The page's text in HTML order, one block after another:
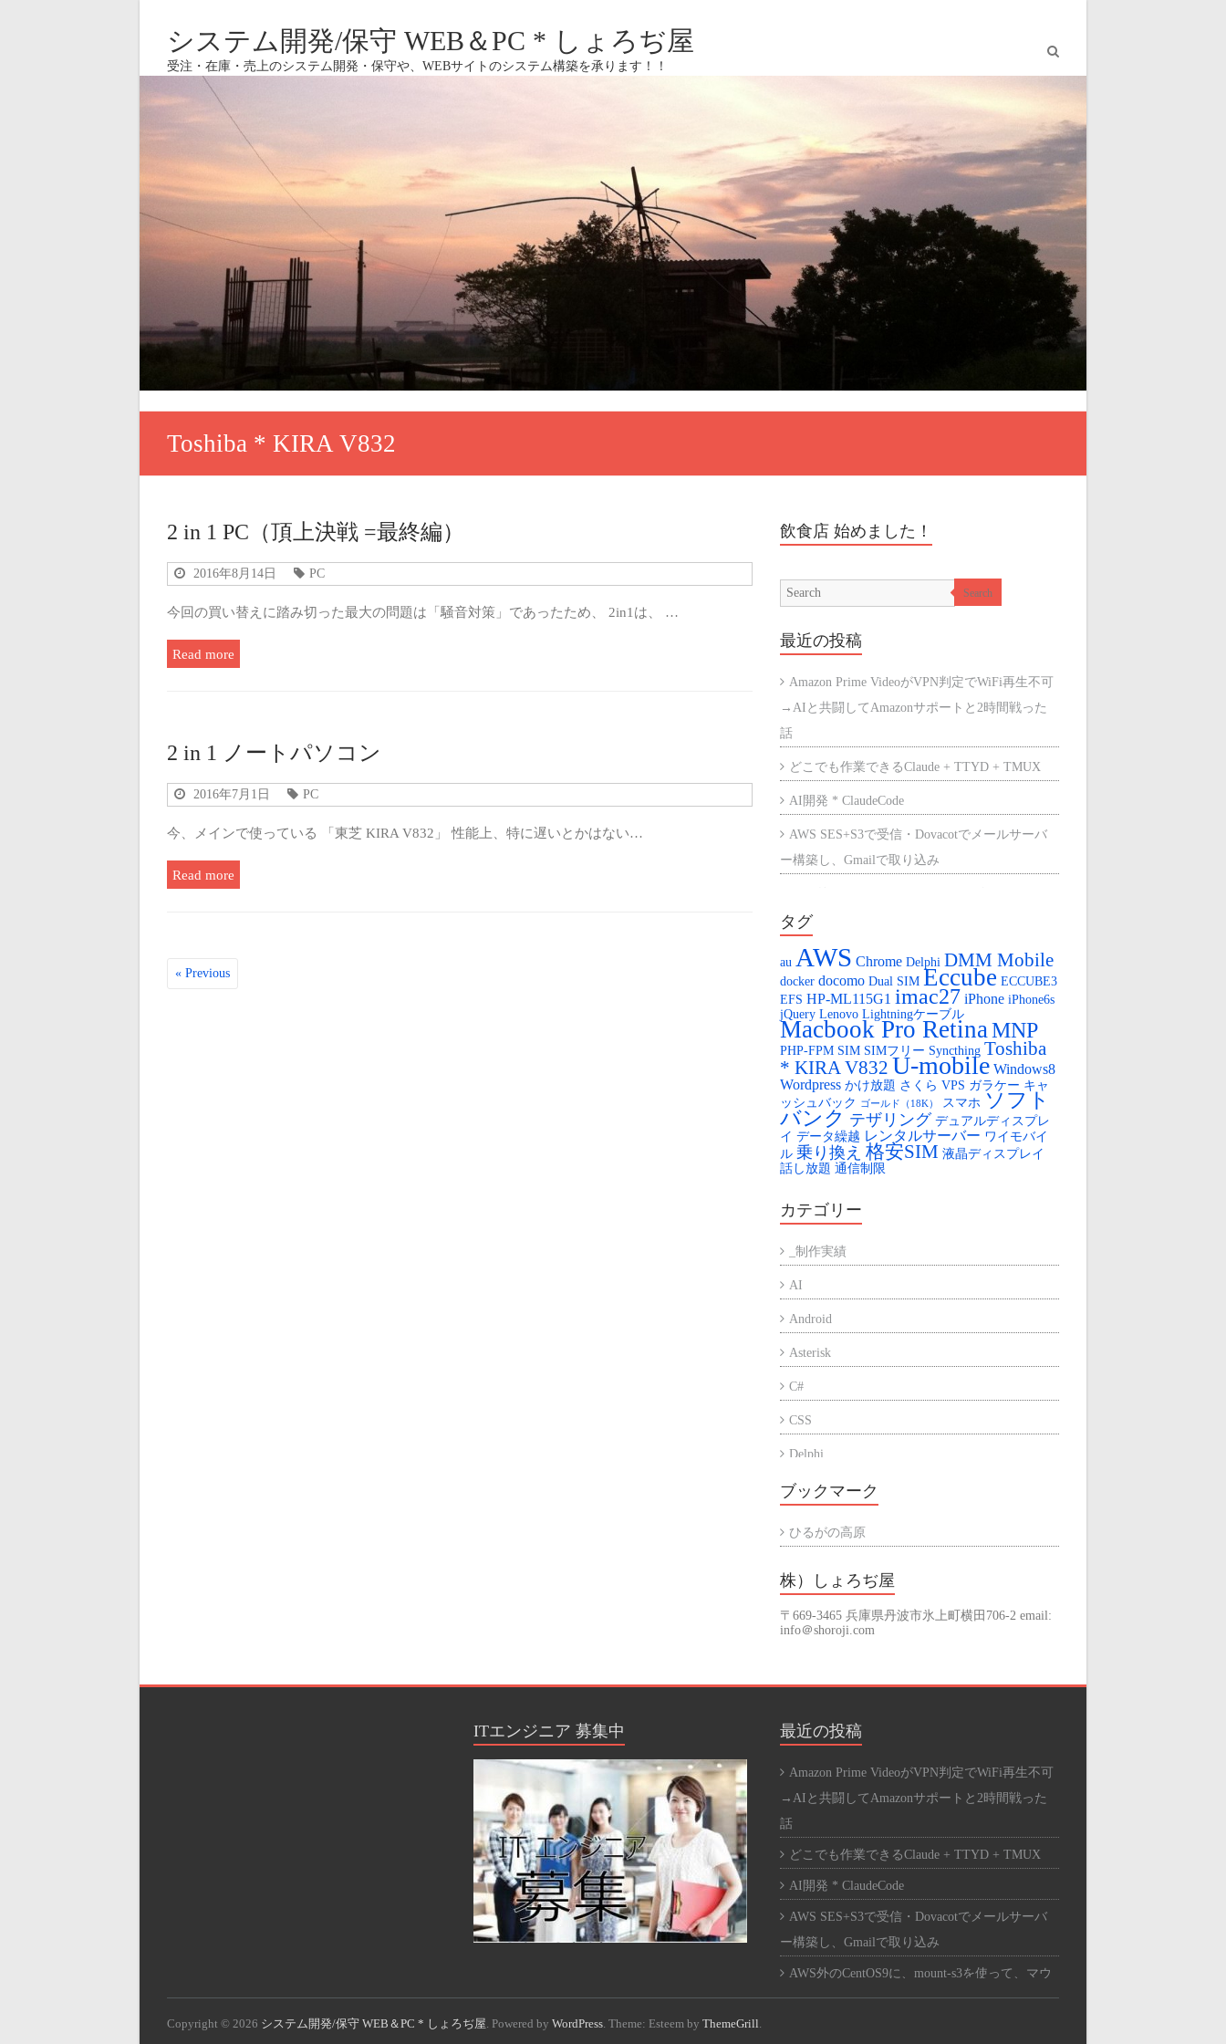
システム開発/保守 WEB＆PC * しょろぢ屋
受注・在庫・売上のシステム開発・保守や、WEBサイトのシステム構築を承ります！！
Toshiba * KIRA V832
2 in 1 PC（頂上決戦 =最終編）
2016年8月14日 PC
今回の買い替えに踏み切った最大の問題は「騒音対策」であったため、 2in1は、 …
Read more
2 in 1 ノートパソコン
2016年7月1日 PC
今、メインで使っている 「東芝 KIRA V832」 性能上、特に遅いとかはない…
Read more
« Previous
飲食店 始めました！
Search
最近の投稿
Amazon Prime VideoがVPN判定でWiFi再生不可
→AIと共闘してAmazonサポートと2時間戦った
話
どこでも作業できるClaude + TTYD + TMUX
AI開発 * ClaudeCode
AWS SES+S3で受信・Dovacotでメールサーバ
ー構築し、Gmailで取り込み
ントする。
楽天ひかり（クロスパスとPPPoEで冗長化）
Kagoya Cloud VPSの盲点（AWSからの移行）
KAGOYA Cloud VPS 無料SSL
配膳ロボット
Youtube のLIVE配信用URLを固定する
タグ
au AWS Chrome Delphi DMM Mobile
docker docomo Dual SIM Eccube ECCUBE3
EFS HP-ML115G1 imac27 iPhone iPhone6s
jQuery Lenovo Lightningケーブル
Macbook Pro RetinaMNP
PHP-FPM SIM SIMフリー Syncthing Toshiba
* KIRA V832 U-mobile Windows8
Wordpress かけ放題 さくら VPS ガラケー キャ
ッシュバック
ゴールド（18K） スマホ ソフト
バンク テザリング デュアルディスプレ
イ データ繰越 レンタルサーバー ワイモバイ
ル 乗り換え 格安SIM 液晶ディスプレイ
話し放題 通信制限
カテゴリー
_制作実績
AI
Android
Asterisk
C#
CSS
Delphi
Eccube
PHP
Programing
SQLSERVER
WEB
Wordpress
アプリ
オススメの品
カバンの中身
パーツ・周辺機器
ハードウェア
ブックマーク
ひるがの高原
株）しょろぢ屋
〒669-3465 兵庫県丹波市氷上町横田706-2 email:
info＠shoroji.com
ITエンジニア 募集中 最近の投稿
Amazon Prime VideoがVPN判定でWiFi再生不可
→AIと共闘してAmazonサポートと2時間戦った
話
どこでも作業できるClaude + TTYD + TMUX
AI開発 * ClaudeCode
AWS SES+S3で受信・Dovacotでメールサーバ
ー構築し、Gmailで取り込み
AWS外のCentOS9に、mount-s3を使って、マウ
ントする。
Copyright © 2026 システム開発/保守 WEB＆PC * しょろぢ屋. Powered by WordPress. Theme: Esteem by ThemeGrill.